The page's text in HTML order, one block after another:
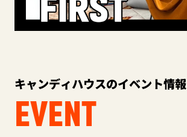
キャンディハウスのイベント情報
EVENT